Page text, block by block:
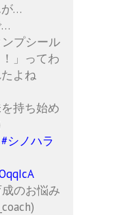
が…
…
ンプシール
」ってわ
よね
持ち始め
#シノハラ
のお悩み